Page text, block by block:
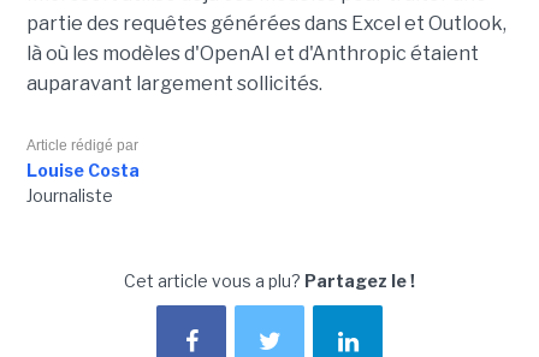
partie des requêtes générées dans Excel et Outlook,
là où les modèles d'OpenAI et d'Anthropic étaient
auparavant largement sollicités.
Article rédigé par
Louise Costa
Journaliste
Cet article vous a plu? Partagez le !